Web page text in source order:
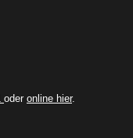
oder online hier.